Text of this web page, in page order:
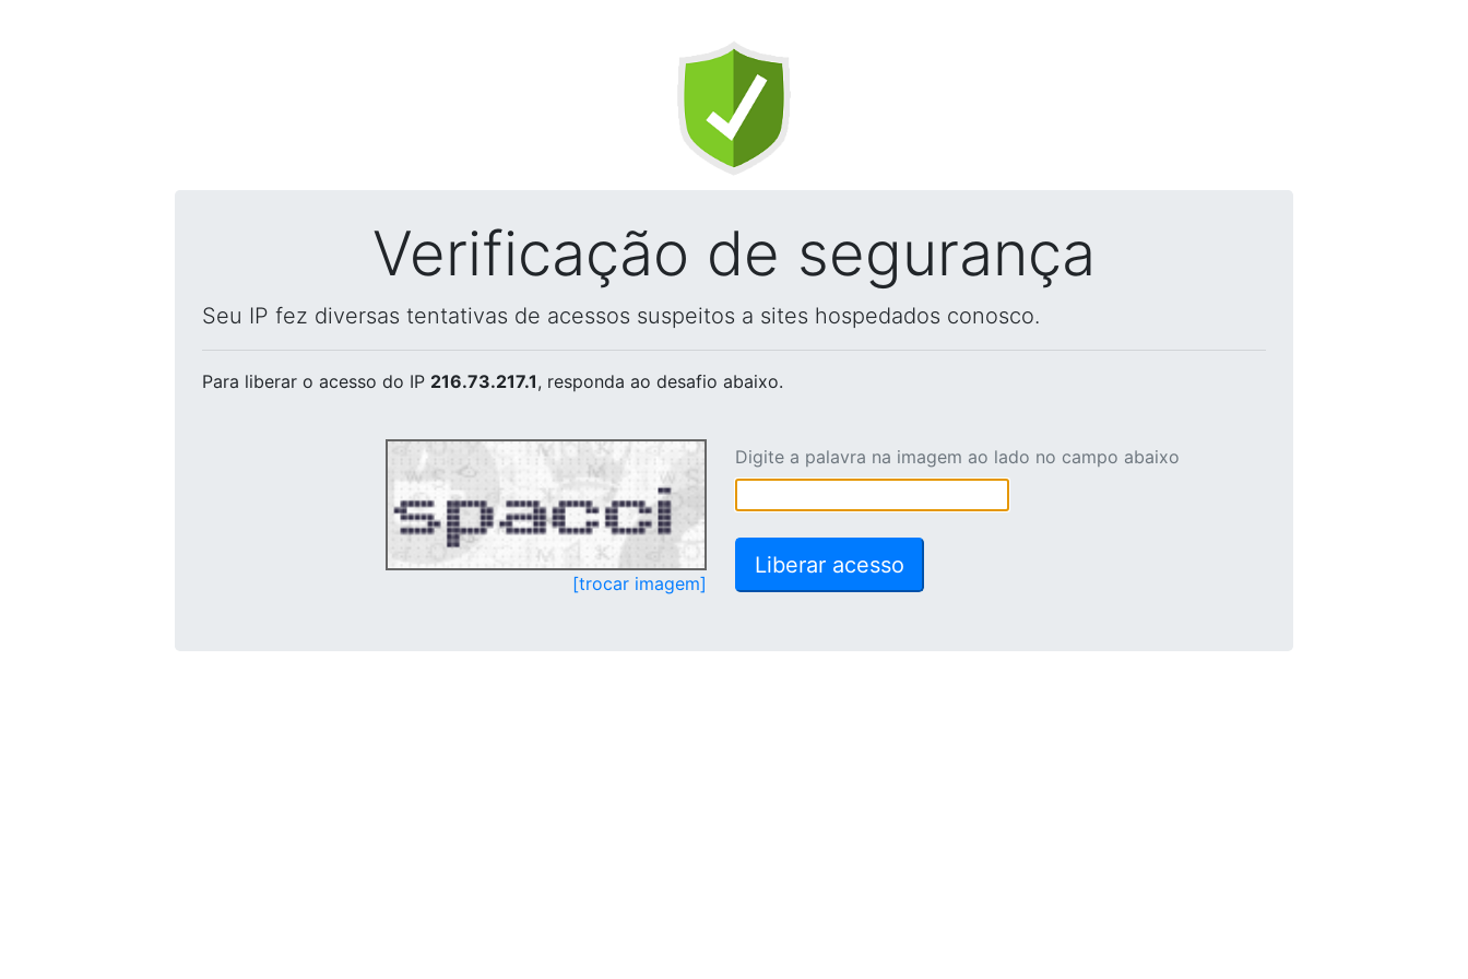
Verificação de segurança
Seu IP fez diversas tentativas de acessos suspeitos a sites hospedados conosco.
Para liberar o acesso do IP 216.73.217.1, responda ao desafio abaixo.
[trocar imagem]
Digite a palavra na imagem ao lado no campo abaixo